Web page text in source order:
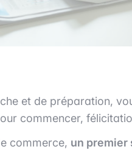
et de préparation,
commencer,
commerce, un premier